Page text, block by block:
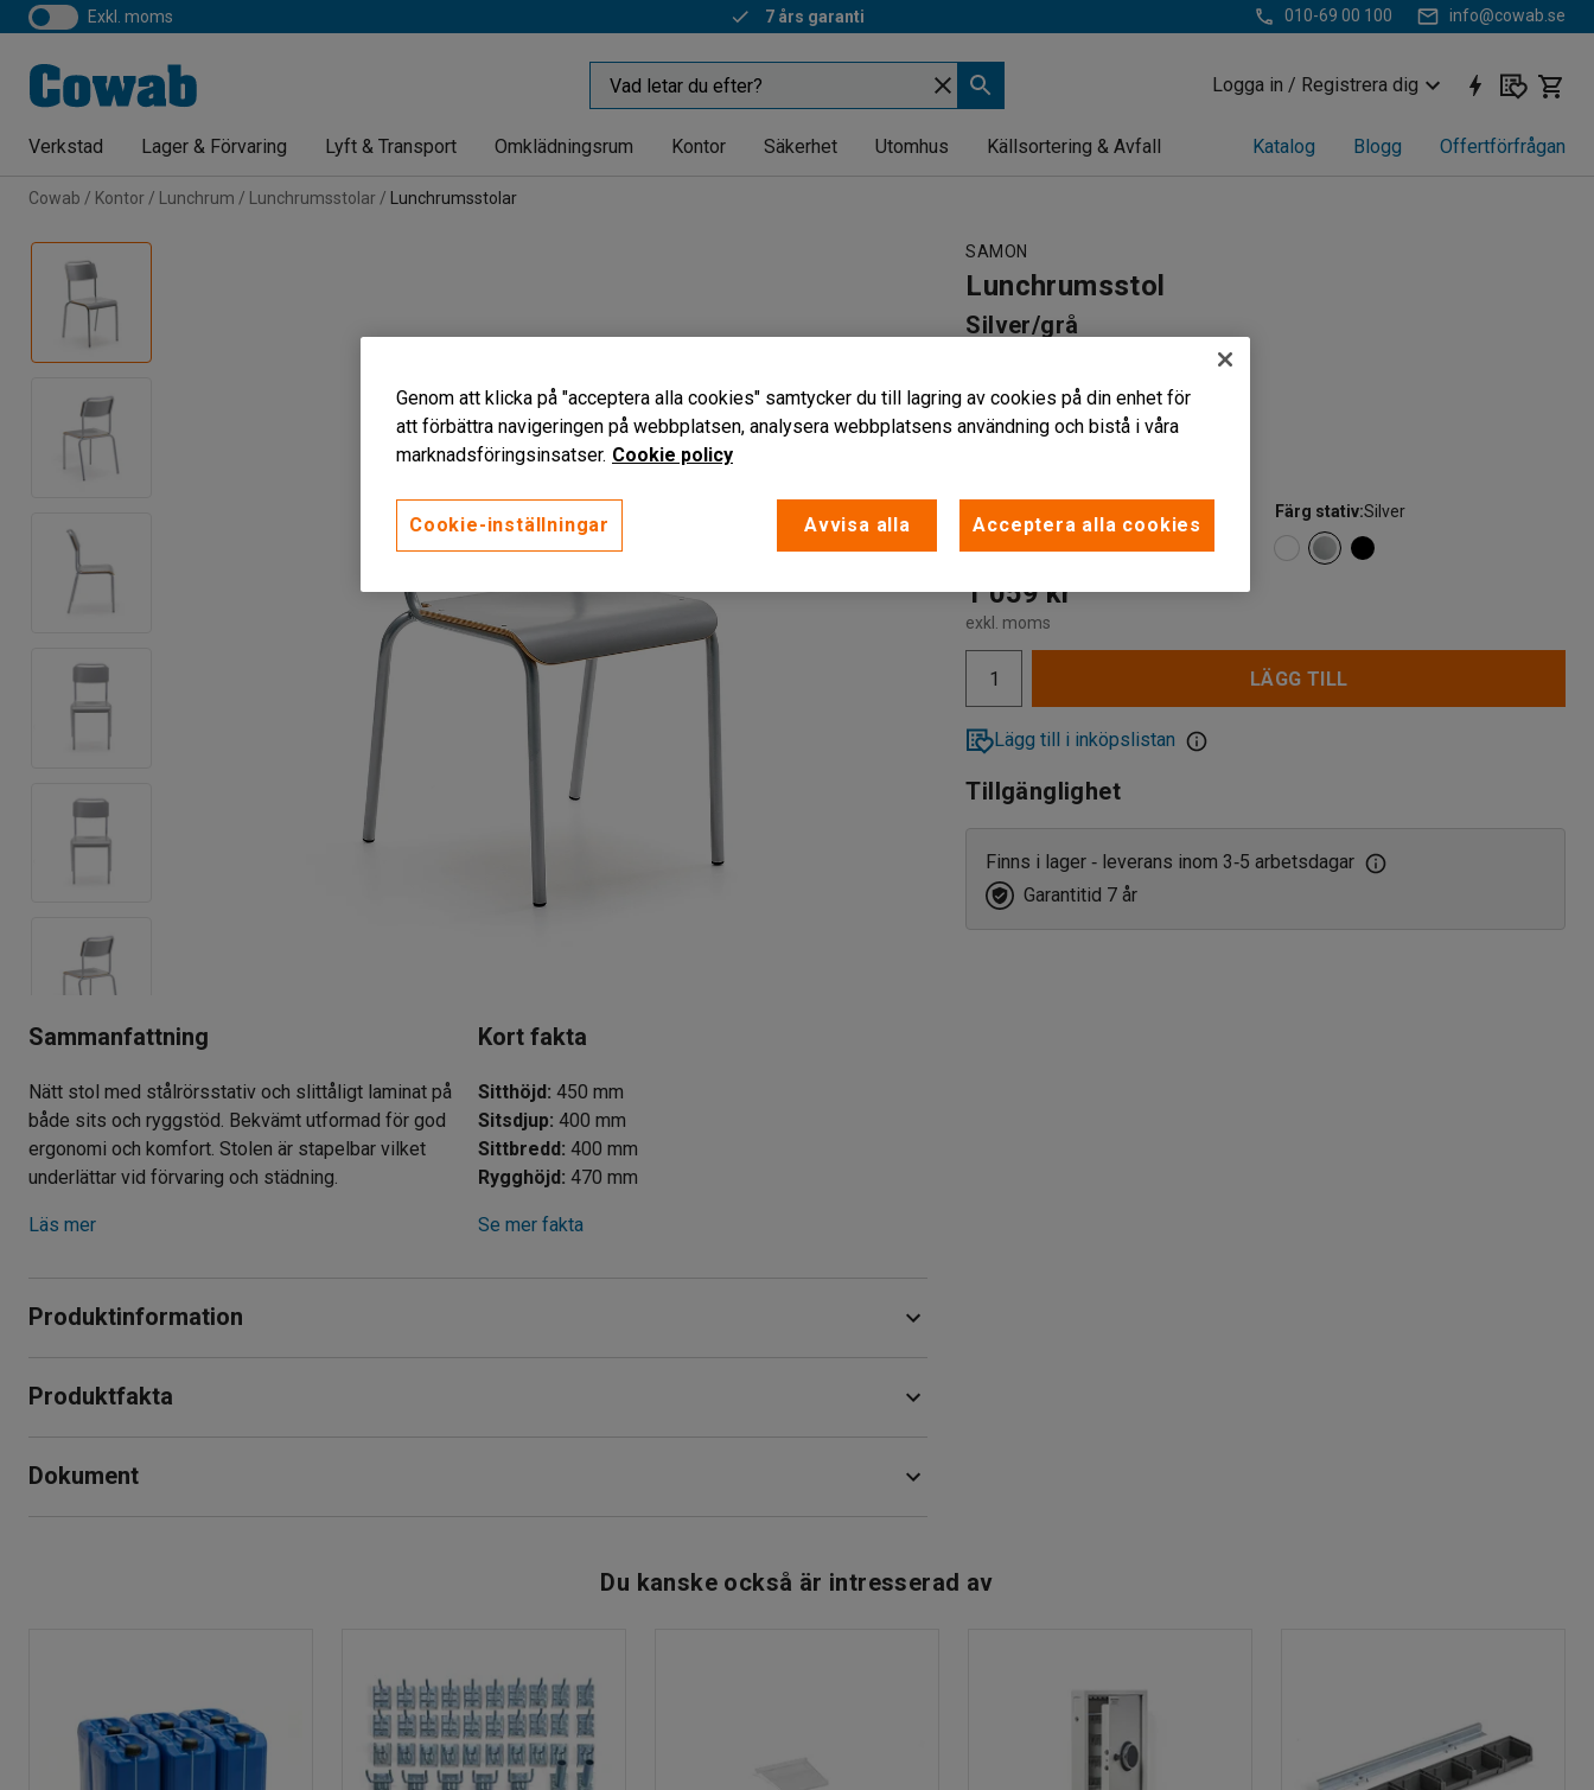
exkl. moms 7 års garanti 010-69 00 100 info@cowab.se
Logga in / Registrera dig
Verkstad Lager & Förvaring Lyft & Transport Omklädningsrum Kontor Säkerhet Utomhus Källsortering & Avfall Katalog Blogg Offertförfrågan
Cowab Kontor Lunchrum Lunchrumsstolar Lunchrumsstolar
Sammanfattning
Nätt stol med stålrörsstativ och slittåligt laminat på
både sits och ryggstöd. Bekvämt utformad för god
ergonomi och komfort. Stolen är stapelbar vilket
underlättar vid förvaring och städning.
Läs mer
Kort fakta
Sitthöjd: 450 mm
Sitsdjup: 400 mm
Sittbredd: 400 mm
Rygghöjd: 470 mm
Se mer fakta
Produktinformation
matsalar och även klassrum.
Produktfakta
Sitsdjup: 400
Högtryckslaminat
Färg stativ: Silver
Färgkod stativ RAL 9006
Dokument
SAMON
Lunchrumsstol
Silver/grå
Stapelbar
Lätt att rengöra
Färg stativ:Silver
1 059 kr
exkl. moms
LÄGG TILL
Lägg till i inköpslistan
Tillgänglighet
Finns i lager‑ leverans inom 3‑5 arbetsdagar
Garantitid 7 år
Du kanske också är intresserad av
Genom att klicka på "acceptera alla cookies" samtycker du till lagring av cookies på din enhet för
att förbättra navigeringen på webbplatsen, analysera webbplatsens användning och bistå i våra
marknadsföringsinsatser. Cookie policy
Cookie-inställningar Avvisa alla Acceptera alla cookies